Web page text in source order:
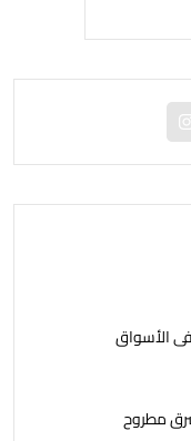
فى الأسواق
مطروح